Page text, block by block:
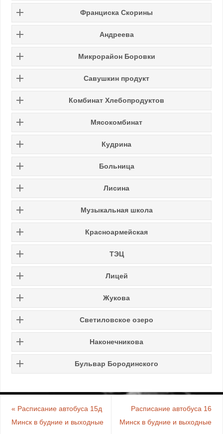
Франциска Скорины
Андреева
Микрорайон Боровки
Савушкин продукт
Комбинат Хлебопродуктов
Мясокомбинат
Кудрина
Больница
Лисина
Музыкальная школа
Красноармейская
ТЭЦ
Лицей
Жукова
Светиловское озеро
Наконечникова
Бульвар Бородинского
« Расписание автобуса 15д
Минск в будние и выходные
Расписание автобуса 16
Минск в будние и выходные